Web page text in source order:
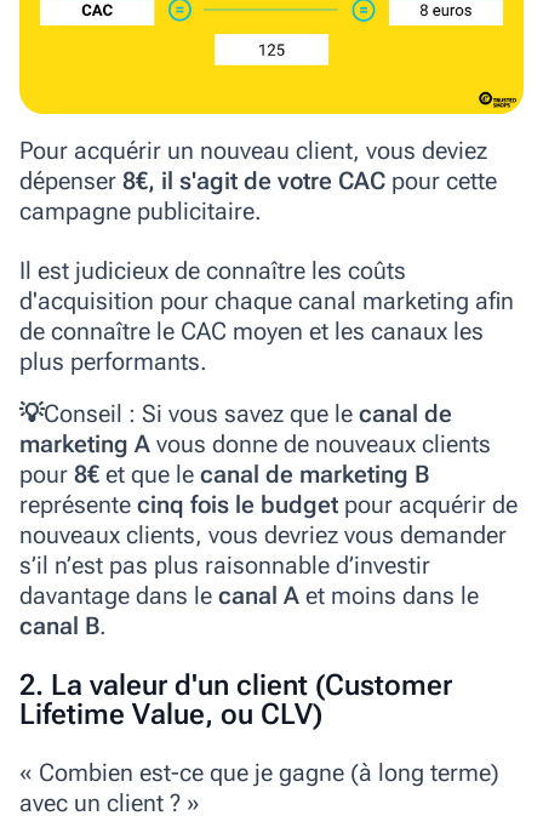
Pour acquérir un nouveau client, vous deviez
dépenser 8€, il s'agit de votre CAC pour cette
campagne publicitaire.
Il est judicieux de connaître les coûts
d'acquisition pour chaque canal marketing afin
de connaître le CAC moyen et les canaux les
plus performants.
💡Conseil : Si vous savez que le canal de
marketing A vous donne de nouveaux clients
pour 8€ et que le canal de marketing B
représente cinq fois le budget pour acquérir de
nouveaux clients, vous devriez vous demander
s’il n’est pas plus raisonnable d’investir
davantage dans le canal A et moins dans le
canal B.
2. La valeur d'un client (Customer
Lifetime Value, ou CLV)
« Combien est-ce que je gagne (à long terme)
avec un client ? »